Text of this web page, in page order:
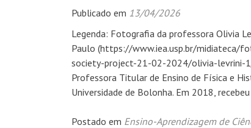
Publicado em 13/04/2026
Legenda: Fotografia da professora Olivia
Paulo (https://www.iea.usp.br/midiateca/
society-project-21-02-2024/olivia-levrini-
Professora Titular de Ensino de Física e
Universidade de Bolonha. Em 2018,
Postado em Ensino-Aprendizagem de